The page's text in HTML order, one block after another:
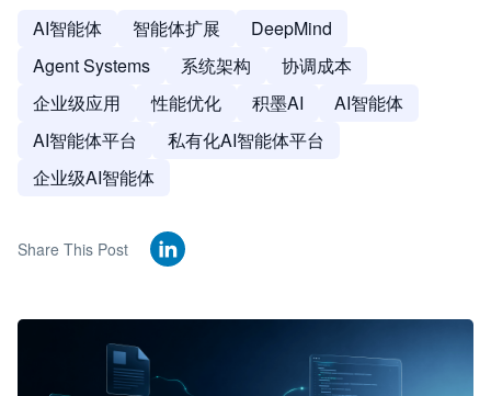
AI智能体 智能体扩展
DeepMind
Agent Systems
系统架构
协调成本
企业级应用
性能优化 积墨AI
AI智能体
AI智能体平台
私有化AI智能体平台
企业级AI智能体
Share This Post